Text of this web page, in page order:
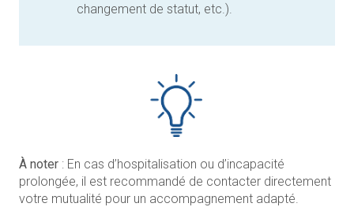
changement de statut, etc.).
À noter : En cas d’hospitalisation ou d’incapacité
prolongée, il est recommandé de contacter directement
votre mutualité pour un accompagnement adapté.